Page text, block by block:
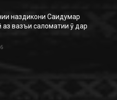
наздикони Саидумар
аз вазъи саломатии ӯ дар